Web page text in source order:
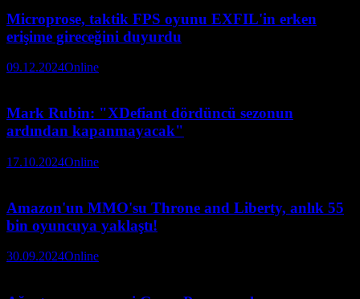
Microprose, taktik FPS oyunu EXFIL'in erken
erişime gireceğini duyurdu
09.12.2024Online
Mark Rubin: "XDefiant dördüncü sezonun
ardından kapanmayacak"
17.10.2024Online
Amazon'un MMO'su Throne and Liberty, anlık 55
bin oyuncuya yaklaştı!
30.09.2024Online